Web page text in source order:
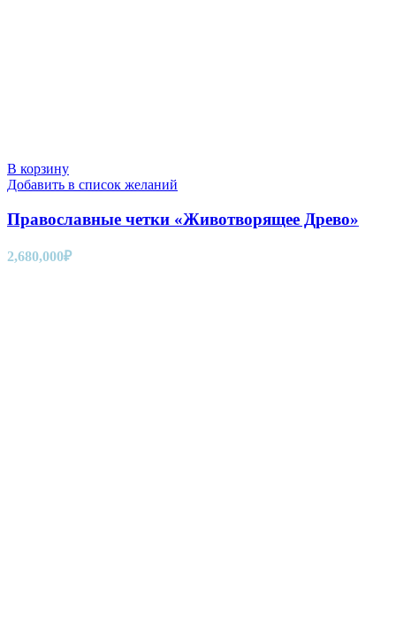
В корзину
Добавить в список желаний
Православные четки «Животворящее Древо»
2,680,000₽